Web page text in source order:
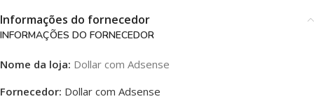
Informações do fornecedor
INFORMAÇÕES DO FORNECEDOR
Nome da loja: Dollar com Adsense
Fornecedor: Dollar com Adsense